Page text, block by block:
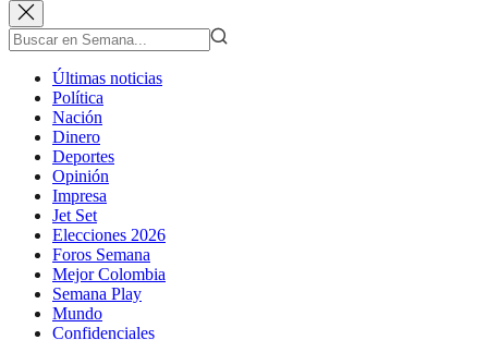
Últimas noticias
Política
Nación
Dinero
Deportes
Opinión
Impresa
Jet Set
Elecciones 2026
Foros Semana
Mejor Colombia
Semana Play
Mundo
Confidenciales